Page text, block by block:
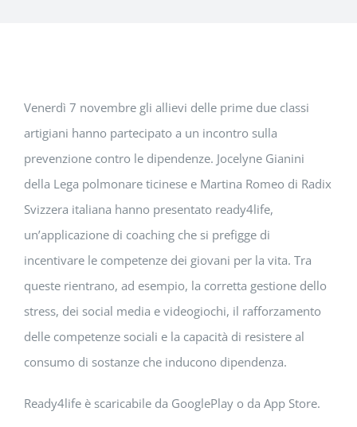
Venerdì 7 novembre gli allievi delle prime due classi
artigiani hanno partecipato a un incontro sulla
prevenzione contro le dipendenze. Jocelyne Gianini
della Lega polmonare ticinese e Martina Romeo di Radix
Svizzera italiana hanno presentato ready4life,
un’applicazione di coaching che si prefigge di
incentivare le competenze dei giovani per la vita. Tra
queste rientrano, ad esempio, la corretta gestione dello
stress, dei social media e videogiochi, il rafforzamento
delle competenze sociali e la capacità di resistere al
consumo di sostanze che inducono dipendenza.
Ready4life è scaricabile da GooglePlay o da App Store.